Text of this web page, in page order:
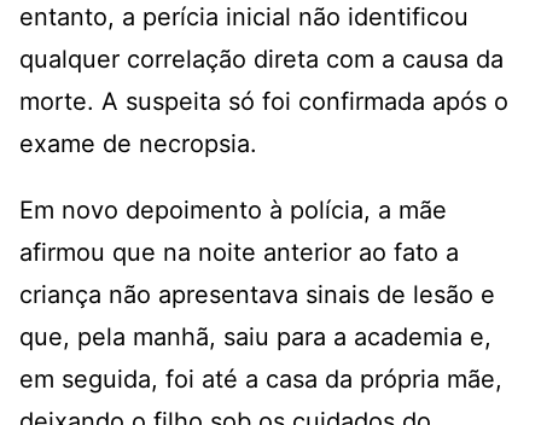
entanto, a perícia inicial não identificou
qualquer correlação direta com a causa da
morte. A suspeita só foi confirmada após o
exame de necropsia.
Em novo depoimento à polícia, a mãe
afirmou que na noite anterior ao fato a
criança não apresentava sinais de lesão e
que, pela manhã, saiu para a academia e,
em seguida, foi até a casa da própria mãe,